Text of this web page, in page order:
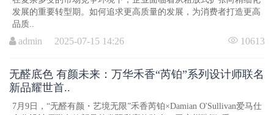
发展的重要转型期。如何追求更高质量的发展，为消费者打造更高
品质..
admin 2025-07-15 14:26 10613
无醛底色 有颜未来：万华禾香“芮铂”系列设计师联名
新品耀世首..
7月9日，“无醛有颜・艺境无限”禾香芮铂×Damian O'Sullivan爱马仕